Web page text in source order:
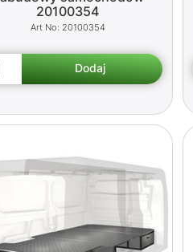
20100354
20100354